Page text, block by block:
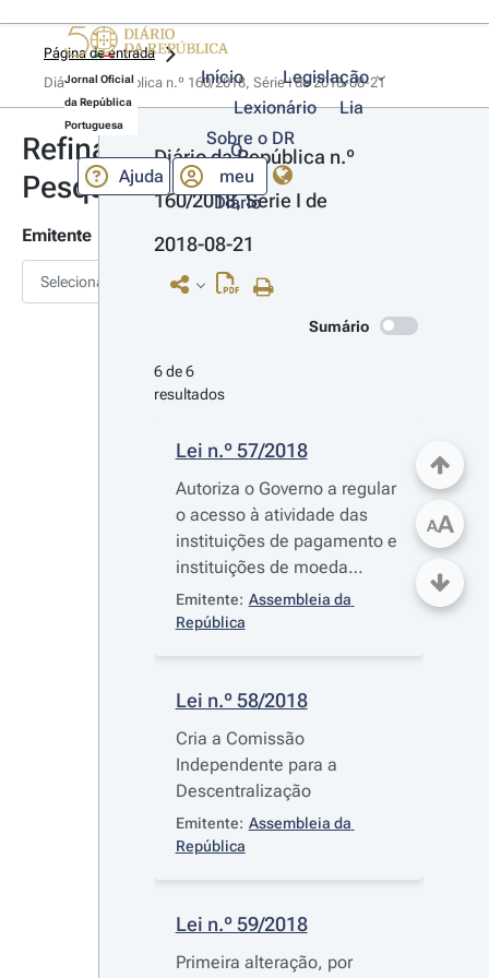
Jornal Oficial
da República
Portuguesa
Início
Legislação
Lexionário
Lia
Sobre o DR
Ajuda
O
meu
Diário
Página de entrada
Diário da República n.º 160/2018, Série I de 2018-08-21
Refinar
Pesquisa
Emitente
Selecionar
Diário da República n.º
160/2018, Série I de
2018-08-21
Sumário
6 de 6
resultados
Lei n.º 57/2018
Autoriza o Governo a regular
o acesso à atividade das
instituições de pagamento e
instituições de moeda
eletrónica, bem como a
prestação de serviços de
da transposição da
Parlamento Europeu e do
Conselho, de 25 de
novembro de 2015, relativa
aos serviços de pagamento
no mercado interno, que
2013/36/UEe o
Regulamento (UE) n.º
Emitente: Assembleia da
República
Lei n.º 58/2018
Cria a Comissão
Independente para a
Descentralização
Emitente: Assembleia da
República
Lei n.º 59/2018
Primeira alteração, por
AA